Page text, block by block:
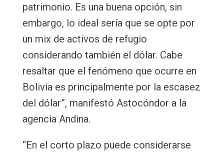
patrimonio. Es una buena opción, sin
embargo, lo ideal sería que se opte por
un mix de activos de refugio
considerando también el dólar. Cabe
resaltar que el fenómeno que ocurre en
Bolivia es principalmente por la escasez
del dólar”, manifestó Astocóndor a la
agencia Andina.
“En el corto plazo puede considerarse